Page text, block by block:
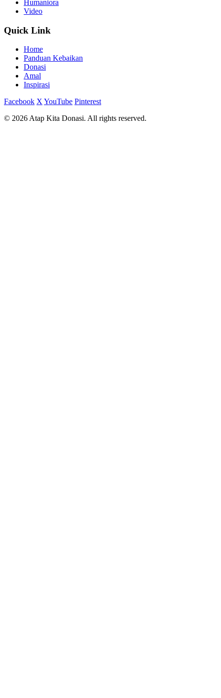
Humaniora
Video
Quick Link
Home
Panduan Kebaikan
Donasi
Amal
Inspirasi
Facebook XYouTube Pinterest
© 2026 Atap Kita Donasi. All rights reserved.